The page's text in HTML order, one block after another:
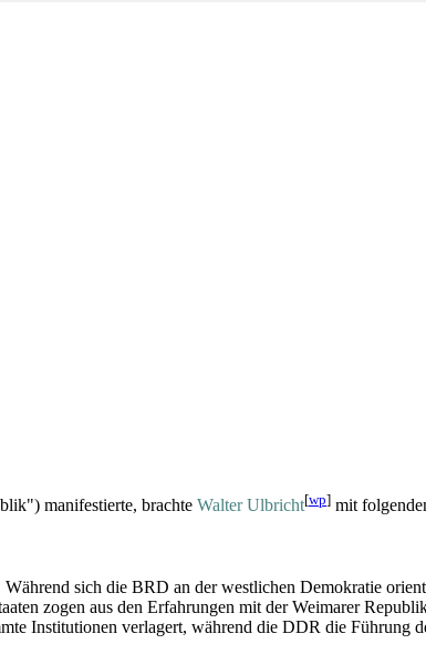
manifestierte, brachte Walter Ulbricht[wp] mit
sich die BRD an der westlichen Demokratie
zogen aus den Erfahrungen mit der Weimarer
Institutionen verlagert, während die DDR die Führung